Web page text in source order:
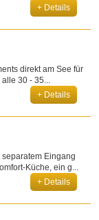
+ Details
direkt am See für
30 - 35...
+ Details
Eingang
Küche, ein g...
+ Details